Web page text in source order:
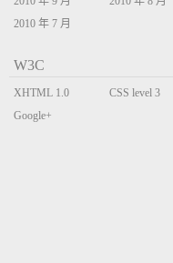
2010 年 7 月
W3C
XHTML 1.0
Transitional
CSS level 3
Google+